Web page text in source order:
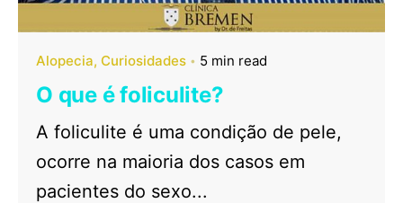
Alopecia Curiosidades 5 min read
O que é foliculite?
A foliculite é uma condição de pele,
ocorre na maioria dos casos em
pacientes do sexo...